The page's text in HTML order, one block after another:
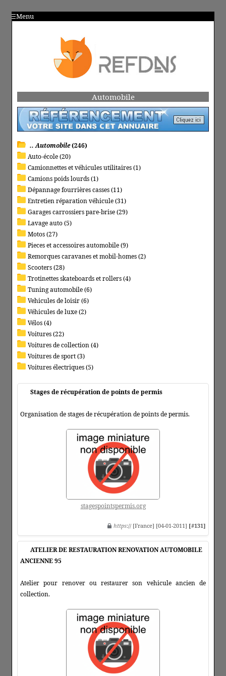
Menu
Automobile
.. Automobile(246)
Auto-école (20)
Camionnettes et véhicules utilitaires (1)
Camions poids lourds (1)
Dépannage fourrières casses (11)
Entretien réparation véhicule (31)
Garages carrossiers pare-brise (29)
Lavage auto (5)
Motos (27)
Pieces et accessoires automobile (9)
Remorques caravanes et mobil-homes (2)
Scooters (28)
Trotinettes skateboards et rollers (4)
Tuning automobile (6)
Vehicules de loisir (6)
Véhicules de luxe (2)
Vélos (4)
Voitures (22)
Voitures de collection (4)
Voitures de sport (3)
Voitures électriques (5)
Stages de récupération de points de permis
Organisation de stages de récupération de points de permis.
stagespointspermis.org
https:// [France] [04-01-2011] [#131]
ATELIER DE RESTAURATION RENOVATION AUTOMOBILE
ANCIENNE 95
Atelier pour renover ou restaurer son vehicule ancien de
collection.